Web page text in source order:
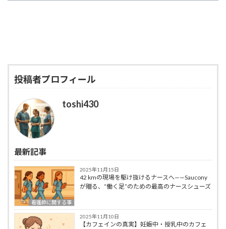
投稿者プロフィール
toshi430
最新記事
看護師に関する事
2025年11月15日
42 kmの現場を駆け抜けるナースへ——Saucony
が贈る、“働く足”のための最高のナースシューズ
2025年11月10日
【カフェインの真実】妊娠中・授乳中のカフェ